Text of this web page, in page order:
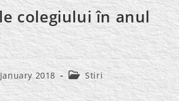
colegiului în anul
2018
Post
category:
Stiri